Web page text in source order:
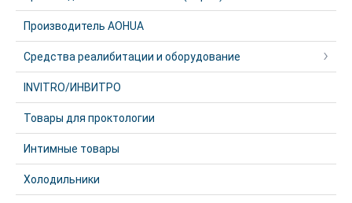
Производитель AOHUA
Средства реалибитации и оборудование
INVITRO/ИНВИТРО
Товары для проктологии
Интимные товары
Холодильники